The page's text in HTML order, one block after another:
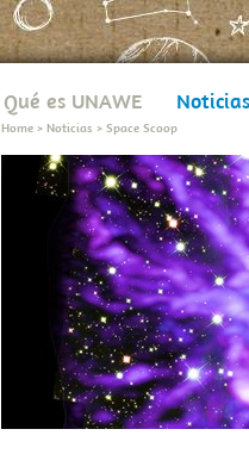
Qué es UNAWE Noticias
Home > Noticias > Space Scoop